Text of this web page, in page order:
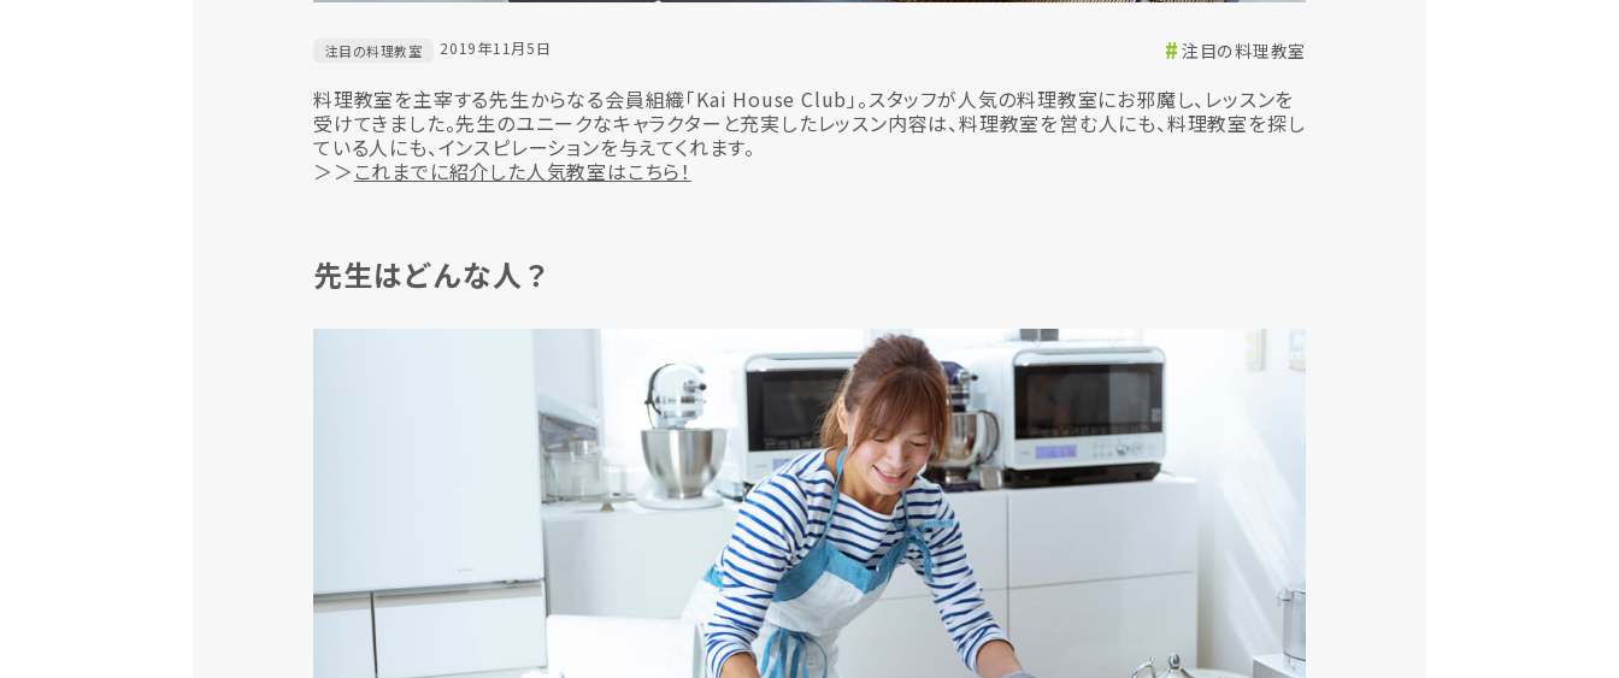
注目の料理教室 2019年11月5日 注目の料理教室
料理教室を主宰する先生からなる会員組織「Kai House Club」。スタッフが人気の料理教室にお邪魔し、レッスンを
受けてきました。先生のユニークなキャラクターと充実したレッスン内容は、料理教室を営む人にも、料理教室を探し
ている人にも、インスピレーションを与えてくれます。
＞＞ これまでに紹介した人気教室はこちら！
先生はどんな人？